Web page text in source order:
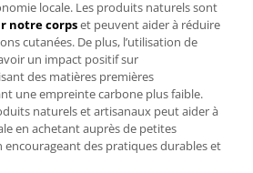
locale. Les produits naturels sont
notre corpset peuvent aider à réduire
cutanées. De plus, l’utilisation de
un impact positif sur
des matières premières
une empreinte carbone plus faible.
naturels et artisanaux peut aider à
en achetant auprès de petites
encourageant des pratiques durables et